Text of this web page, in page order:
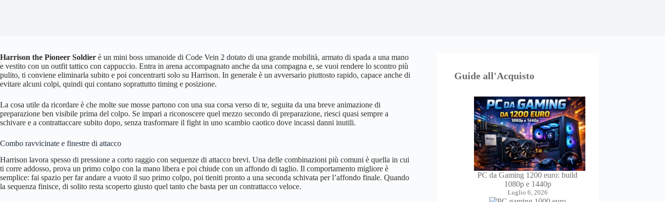
Harrison the Pioneer Soldier è un mini boss umanoide di Code Vein 2 dotato di una grande mobilità, armato di spada a una mano
e vestito con un outfit tattico con cappuccio. Entra in arena accompagnato anche da una compagna e, se vuoi rendere lo scontro più
pulito, ti conviene eliminarla subito e poi concentrarti solo su Harrison. In generale è un avversario piuttosto rapido, capace anche di
evitare alcuni colpi, quindi qui contano soprattutto timing e posizione.
La cosa utile da ricordare è che molte sue mosse partono con una sua corsa verso di te, seguita da una breve animazione di
preparazione ben visibile prima del colpo. Se impari a riconoscere quel mezzo secondo di preparazione, riesci quasi sempre a
schivare e a contrattaccare subito dopo, senza trasformare il fight in uno scambio caotico dove incassi danni inutili.
Combo ravvicinate e finestre di attacco
Harrison lavora spesso di pressione a corto raggio con sequenze di attacco brevi. Una delle combinazioni più comuni è quella in cui
ti corre addosso, prova un primo colpo con la mano libera e poi chiude con un affondo di taglio. Il comportamento migliore è
semplice: fai spazio per far andare a vuoto il suo primo colpo, poi tieniti pronto a una seconda schivata per l’affondo finale. Quando
la sequenza finisce, di solito resta scoperto giusto quel tanto che basta per un contrattacco veloce.
Guide all'Acquisto
PC da Gaming 1200 euro: build
1080p e 1440p
Luglio 6, 2026